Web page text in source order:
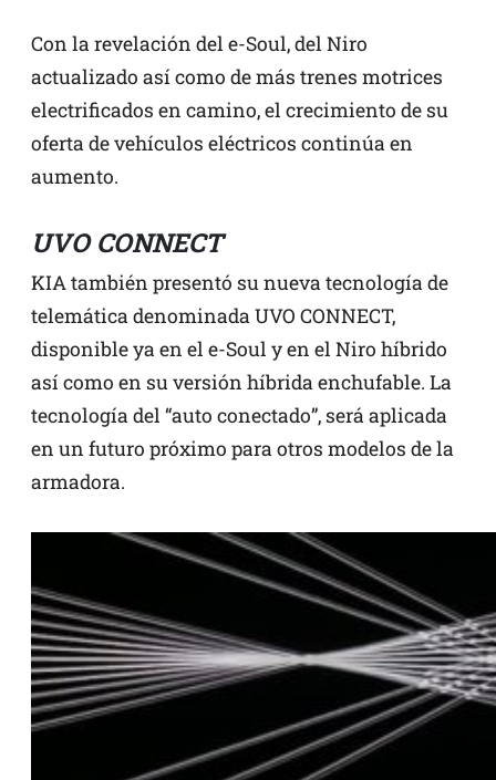
Con la revelación del e-Soul, del Niro
actualizado así como de más trenes motrices
electrificados en camino, el crecimiento de su
oferta de vehículos eléctricos continúa en
aumento.
UVO CONNECT
KIA también presentó su nueva tecnología de
telemática denominada UVO CONNECT,
disponible ya en el e-Soul y en el Niro híbrido
así como en su versión híbrida enchufable. La
tecnología del “auto conectado”, será aplicada
en un futuro próximo para otros modelos de la
armadora.